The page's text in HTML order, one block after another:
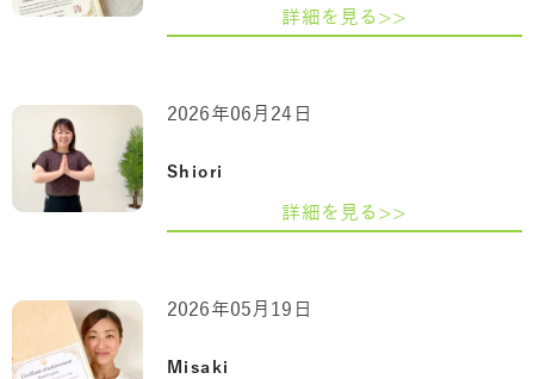
詳細を見る>>
Shiori
2026年06月24日
詳細を見る>>
Misaki
2026年05月19日